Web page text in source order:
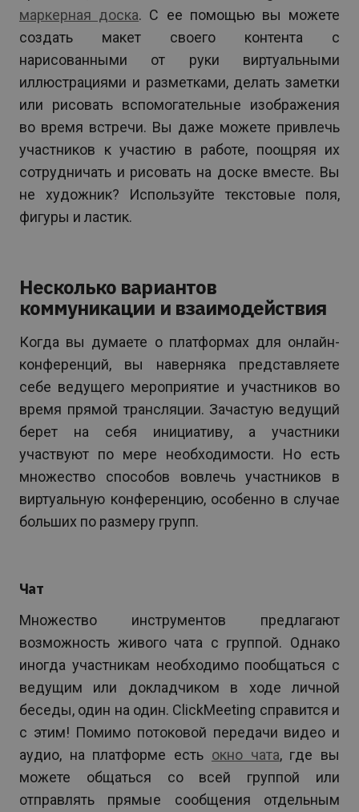
маркерная доска. С ее помощью вы можете
создать макет своего контента с
нарисованными от руки виртуальными
иллюстрациями и разметками, делать заметки
или рисовать вспомогательные изображения
во время встречи. Вы даже можете привлечь
участников к участию в работе, поощряя их
сотрудничать и рисовать на доске вместе. Вы
не художник? Используйте текстовые поля,
фигуры и ластик.
Несколько вариантов
коммуникации и взаимодействия
Когда вы думаете о платформах для онлайн-
конференций, вы наверняка представляете
себе ведущего мероприятие и участников во
время прямой трансляции. Зачастую ведущий
берет на себя инициативу, а участники
участвуют по мере необходимости. Но есть
множество способов вовлечь участников в
виртуальную конференцию, особенно в случае
больших по размеру групп.
Чат
Множество инструментов предлагают
возможность живого чата с группой. Однако
иногда участникам необходимо пообщаться с
ведущим или докладчиком в ходе личной
беседы, один на один. ClickMeeting справится и
с этим! Помимо потоковой передачи видео и
аудио, на платформе есть окно чата, где вы
можете общаться со всей группой или
отправлять прямые сообщения отдельным